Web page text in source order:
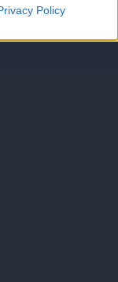
Policy